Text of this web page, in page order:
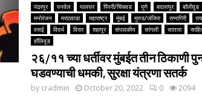
पंढरपूर
पनवेल पालघर पिंपरी/चिंचवड पुणे बदलापूर बॉलीवूड
मनोरंजन
मराठवाडा महाराष्ट्र मुंबई मुरुड/जंजिरा रत्नागिरी
वसई
विदर्भ विरार शहापूर संपादकीय सांगली सातारा
हॉलिवूड
२६/११ च्या धर्तीवर मुंबईत तीन ठिकाणी
घडवण्याची धमकी, सुरक्षा यंत्रणा सतर्क
by cradmin October 20, 2022 0 2094